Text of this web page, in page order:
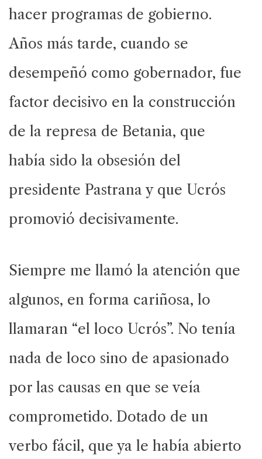
hacer programas de gobierno.
Años más tarde, cuando se
desempeñó como gobernador, fue
factor decisivo en la construcción
de la represa de Betania, que
había sido la obsesión del
presidente Pastrana y que Ucrós
promovió decisivamente.
Siempre me llamó la atención que
algunos, en forma cariñosa, lo
llamaran “el loco Ucrós”. No tenía
nada de loco sino de apasionado
por las causas en que se veía
comprometido. Dotado de un
verbo fácil, que ya le había abierto